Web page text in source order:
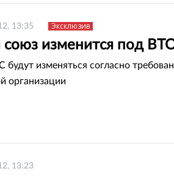
13:35 Эксклюзив
изменится под
будут изменяться согласно
организации
13:23